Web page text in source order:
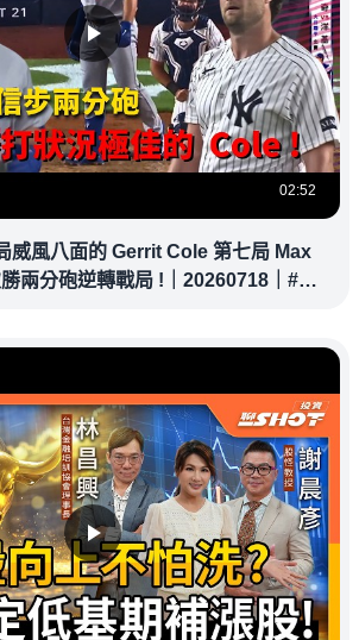
02:52
威風八面的 Gerrit Cole 第七局 Max
兩分砲逆轉戰局 !｜20260718｜#洛